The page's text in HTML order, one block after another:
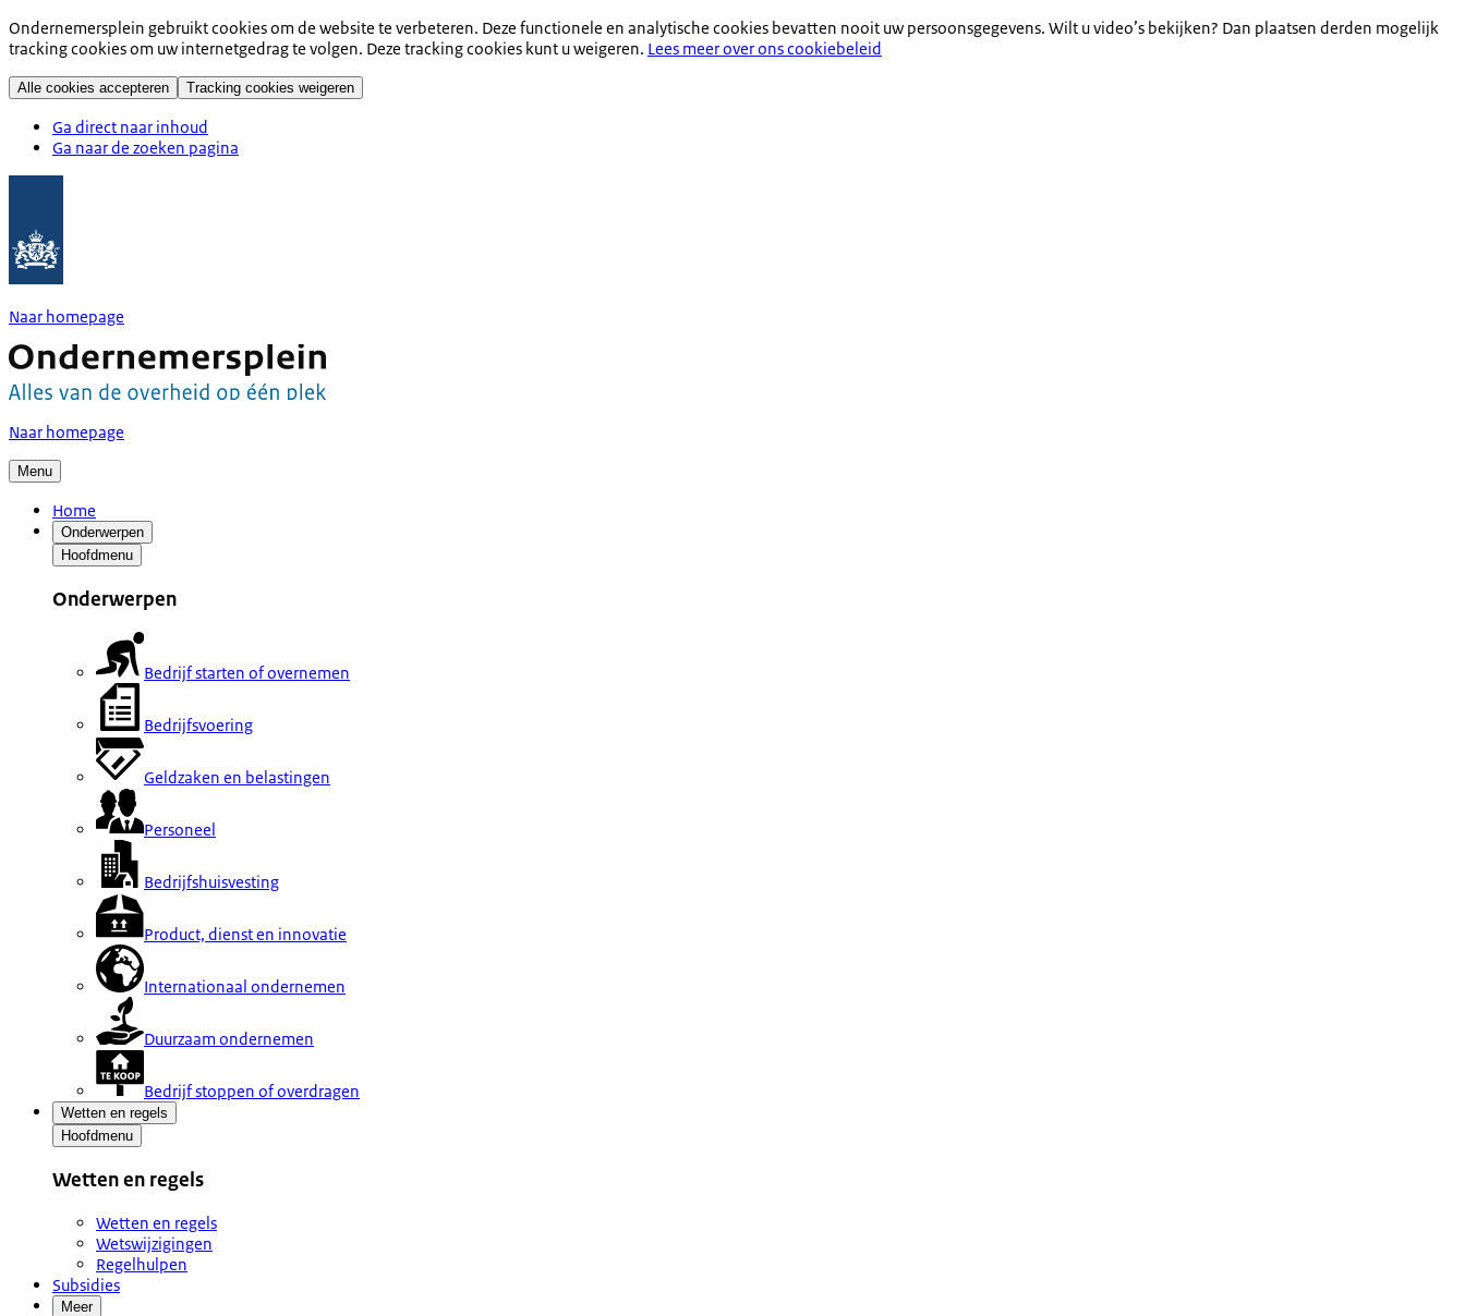
Ondernemersplein gebruikt cookies om de website te verbeteren. Deze functionele en analytische cookies bevatten nooit uw persoonsgegevens. Wilt u video’s bekijken? Dan plaatsen derden mogelijk
tracking cookies om uw internetgedrag te volgen. Deze tracking cookies kunt u weigeren. Lees meer over ons cookiebeleid
Alle cookies accepteren Tracking cookies weigeren
Ga direct naar inhoud
Ga naar de zoeken pagina
Naar homepage
Naar homepage
Menu
Home
Onderwerpen
Hoofdmenu
Onderwerpen
Bedrijf starten of overnemen
Bedrijfsvoering
Geldzaken en belastingen
Personeel
Bedrijfshuisvesting
Product, dienst en innovatie
Internationaal ondernemen
Duurzaam ondernemen
Bedrijf stoppen of overdragen
Wetten en regels
Hoofdmenu
Wetten en regels
Wetten en regels
Wetswijzigingen
Regelhulpen
Subsidies
Meer